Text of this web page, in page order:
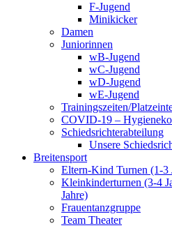
F-Jugend
Minikicker
Damen
Juniorinnen
wB-Jugend
wC-Jugend
wD-Jugend
wE-Jugend
Trainingszeiten/
COVID-19 –
Schiedsrichterabteilung
Unsere
Breitensport
Eltern-Kind Turnen (1-3
Kleinkinderturnen (3-4
Jahre)
Frauentanzgruppe
Team Theater